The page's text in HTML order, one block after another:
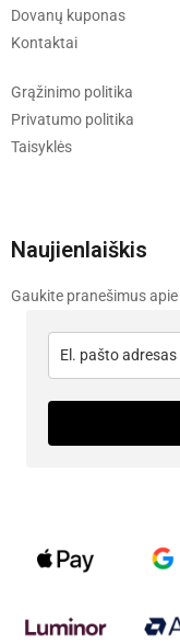
Dovanų kuponas
Kontaktai
Grąžinimo politika
Privatumo politika
Taisyklės
Naujienlaiškis
Gaukite pranešimus